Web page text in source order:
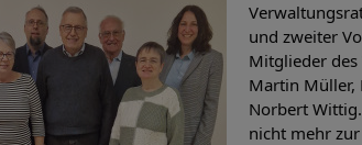
und zweiter
Mitglieder des
Martin Müller,
Norbert
nicht mehr